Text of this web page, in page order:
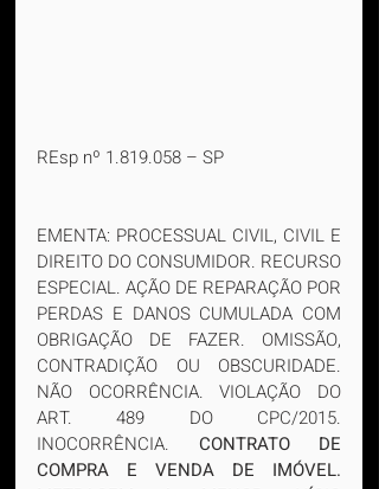
REsp nº 1.819.058 – SP
EMENTA: PROCESSUAL CIVIL, CIVIL E
DIREITO DO CONSUMIDOR. RECURSO
ESPECIAL. AÇÃO DE REPARAÇÃO POR
PERDAS E DANOS CUMULADA COM
OBRIGAÇÃO DE FAZER. OMISSÃO,
CONTRADIÇÃO OU OBSCURIDADE.
NÃO OCORRÊNCIA. VIOLAÇÃO DO
ART. 489 DO CPC/2015.
INOCORRÊNCIA. CONTRATO DE
COMPRA E VENDA DE IMÓVEL.